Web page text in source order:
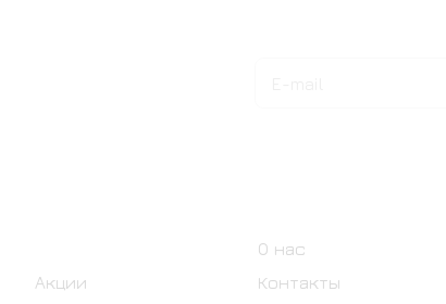
Акции
О нас
Контакты